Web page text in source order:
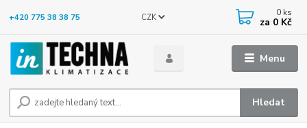
Menu
CZK
Hledat
+420 775 38 38 75 0 ks
za 0 Kč